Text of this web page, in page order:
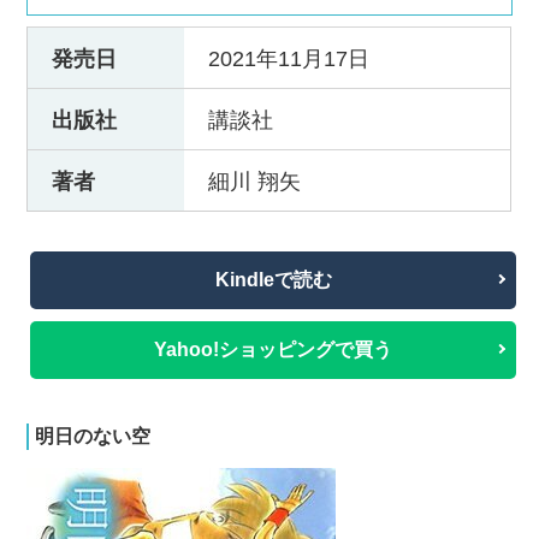
発売日 2021年11月17日
出版社 講談社
著者 細川 翔矢
Kindleで読む
Yahoo!ショッピングで買う
明日のない空